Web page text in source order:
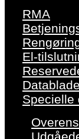
RMA
El-
Datablade
Specielle